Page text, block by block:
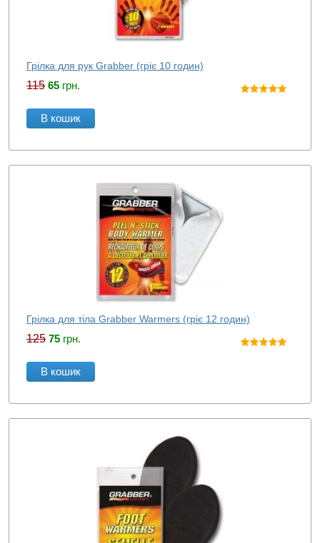
Грілка для рук Grabber (гріє 10 годин)
115 65 грн.
В кошик
Грілка для тіла Grabber Warmers (гріє 12 годин)
125 75 грн.
В кошик